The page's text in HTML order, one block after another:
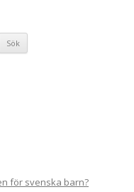
för svenska barn?